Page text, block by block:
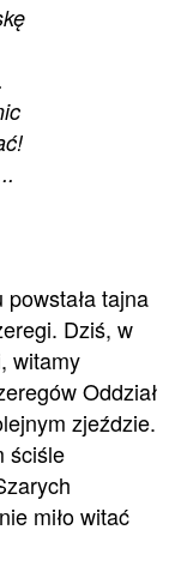
tajna
Dziś, w
witamy
Oddział
zjeździe.
ściśle
miło witać